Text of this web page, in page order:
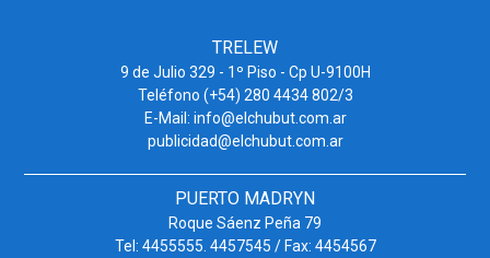
TRELEW
9 de Julio 329 - 1º Piso - Cp U-9100H
Teléfono (+54) 280 4434 802/3
E-Mail: info@elchubut.com.ar
publicidad@elchubut.com.ar
PUERTO MADRYN
Roque Sáenz Peña 79
Tel: 4455555. 4457545 / Fax: 4454567